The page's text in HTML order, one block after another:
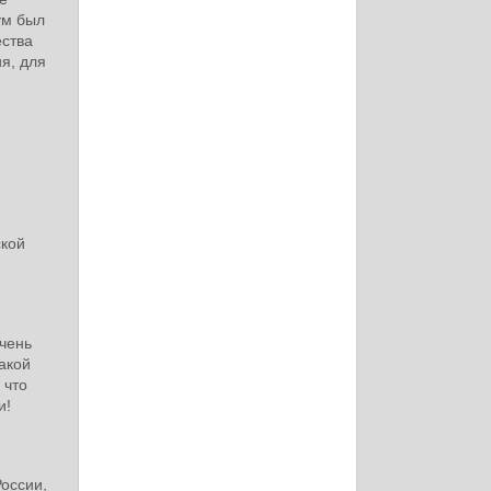
был
для